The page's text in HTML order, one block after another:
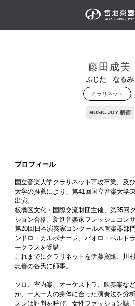
藤田成美
ふじた なるみ
クラリネット
MUSIC JOY 新宿
プロフィール
国立音楽大学クラリネット専攻卒業、及
大学の推薦により、第41回国立音楽大学
出演。
板橋区文化・国際交流財団主催、第35回
ション合格。新進音楽家フレッシュコンサ
第20回日本演奏家コンクール木管楽器部
ンドロ・カルボナーレ、パオロ・ベルト
ークラスを受講。
これまでにクラリネットを伊藤寛隆、川
忠善の各氏に師事。
ソロ、室内楽、オーケストラ、吹奏楽な
か、一人一人の身体に合った演奏法を分
スンは評判を呼び、女性ファッション誌